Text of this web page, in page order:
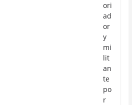
ori
ad
or
y
mi
lit
an
te
po
r